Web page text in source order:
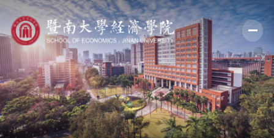
学院概况
新闻中心
师资队伍